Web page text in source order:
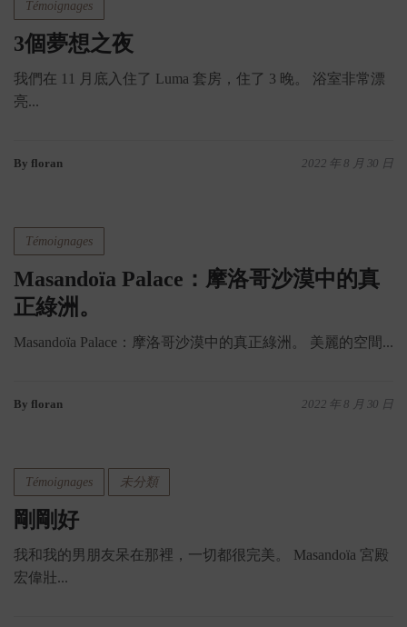
Témoignages
3個夢想之夜
我們在 11 月底入住了 Luma 套房，住了 3 晚。 浴室非常漂
亮...
By floran 2022 年 8 月 30 日
Témoignages
Masandoïa Palace：摩洛哥沙漠中的真
正綠洲。
Masandoïa Palace：摩洛哥沙漠中的真正綠洲。 美麗的空間...
By floran 2022 年 8 月 30 日
Témoignages 未分類
剛剛好
我和我的男朋友呆在那裡，一切都很完美。 Masandoïa 宮殿
宏偉壯...